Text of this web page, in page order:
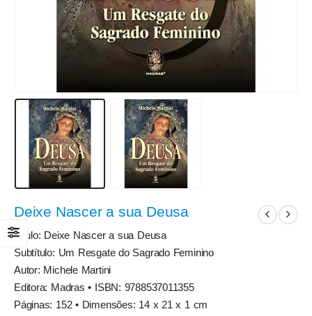
Deixe Nascer a sua Deusa
Título: Deixe Nascer a sua Deusa
Subtítulo: Um Resgate do Sagrado Feminino
Autor: Michele Martini
Editora: Madras • ISBN: 9788537011355
Páginas: 152 • Dimensões: 14 x 21 x 1 cm